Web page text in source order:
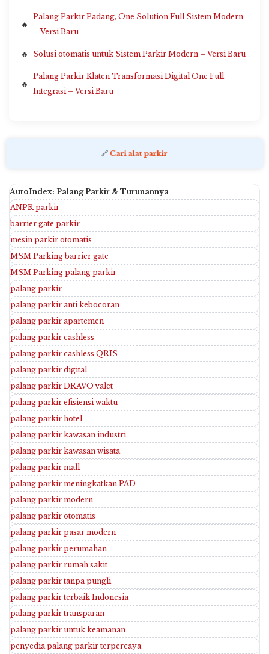
Palang Parkir Padang, One Solution Full Sistem Modern
– Versi Baru
Solusi otomatis untuk Sistem Parkir Modern – Versi Baru
Palang Parkir Klaten Transformasi Digital One Full
Integrasi – Versi Baru
🔗Cari alat parkir
AutoIndex: Palang Parkir & Turunannya
ANPR parkir
barrier gate parkir
mesin parkir otomatis
MSM Parking barrier gate
MSM Parking palang parkir
palang parkir
palang parkir anti kebocoran
palang parkir apartemen
palang parkir cashless
palang parkir cashless QRIS
palang parkir digital
palang parkir DRAVO valet
palang parkir efisiensi waktu
palang parkir hotel
palang parkir kawasan industri
palang parkir kawasan wisata
palang parkir mall
palang parkir meningkatkan PAD
palang parkir modern
palang parkir otomatis
palang parkir pasar modern
palang parkir perumahan
palang parkir rumah sakit
palang parkir tanpa pungli
palang parkir terbaik Indonesia
palang parkir transparan
palang parkir untuk keamanan
penyedia palang parkir terpercaya